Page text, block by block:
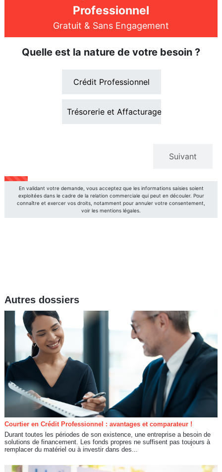
Autres dossiers
Courtier en Crédit Professionnel : avantages et comparateur !
Durant toutes les périodes de son existence, une entreprise a besoin de
solutions de financement. Les fonds propres ne suffisent pas toujours à
remplacer du matériel ou à investir dans des...